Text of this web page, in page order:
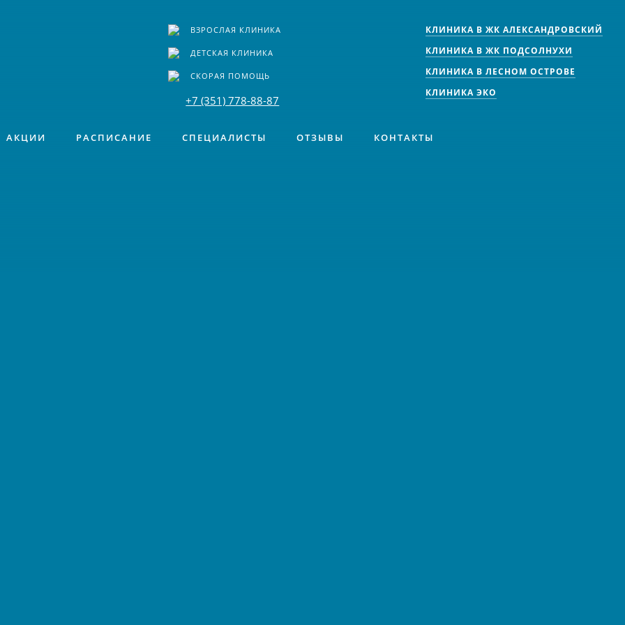
ВЗРОСЛАЯ КЛИНИКА
ДЕТСКАЯ КЛИНИКА
СКОРАЯ ПОМОЩЬ
+7 (351) 778-88-87
КЛИНИКА В ЖК АЛЕКСАНДРОВСКИЙ
КЛИНИКА В ЖК ПОДСОЛНУХИ
КЛИНИКА В ЛЕСНОМ ОСТРОВЕ
КЛИНИКА ЭКО
АКЦИИ РАСПИСАНИЕ СПЕЦИАЛИСТЫ ОТЗЫВЫ КОНТАКТЫ